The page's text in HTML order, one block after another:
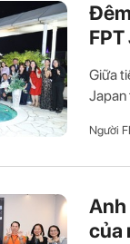
Giữa
Japan
Người
Anh
của